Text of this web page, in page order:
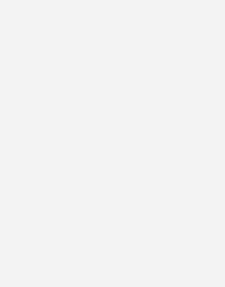
mittels
in virtuelle
oder einer
bekommt der
der Modulfläche.
und ins Netz
bestimmt. Virtuell